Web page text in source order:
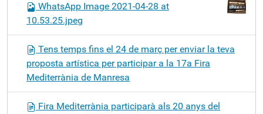
WhatsApp Image 2021-04-28 at
10.53.25.jpeg
Tens temps fins el 24 de març per enviar la teva
proposta artística per participar a la 17a Fira
Mediterrània de Manresa
Fira Mediterrània participarà als 20 anys del